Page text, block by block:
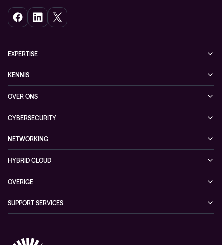
EXPERTISE
Networking
Hybrid Cloud
Observability
KENNIS
Events
Nieuws
Referenties
Whitepaper
OVER ONS
Partners
Duurzaamheid
Persruimte
CYBERSECURITY
Cybersecurity solutions
NETWORKING
Networking solutions
Consultancy
HYBRID CLOUD
OVERIGE
SUPPORT SERVICES